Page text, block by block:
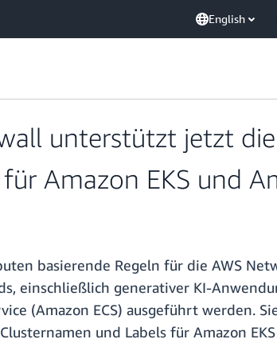
English
unterstützt jetzt
Amazon EKS und
basierende Regeln für die AWS
einschließlich generativer KI-
(Amazon ECS) ausgeführt
und Labels für Amazon